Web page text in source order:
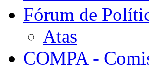
Fórum de
Atas
COMPA -